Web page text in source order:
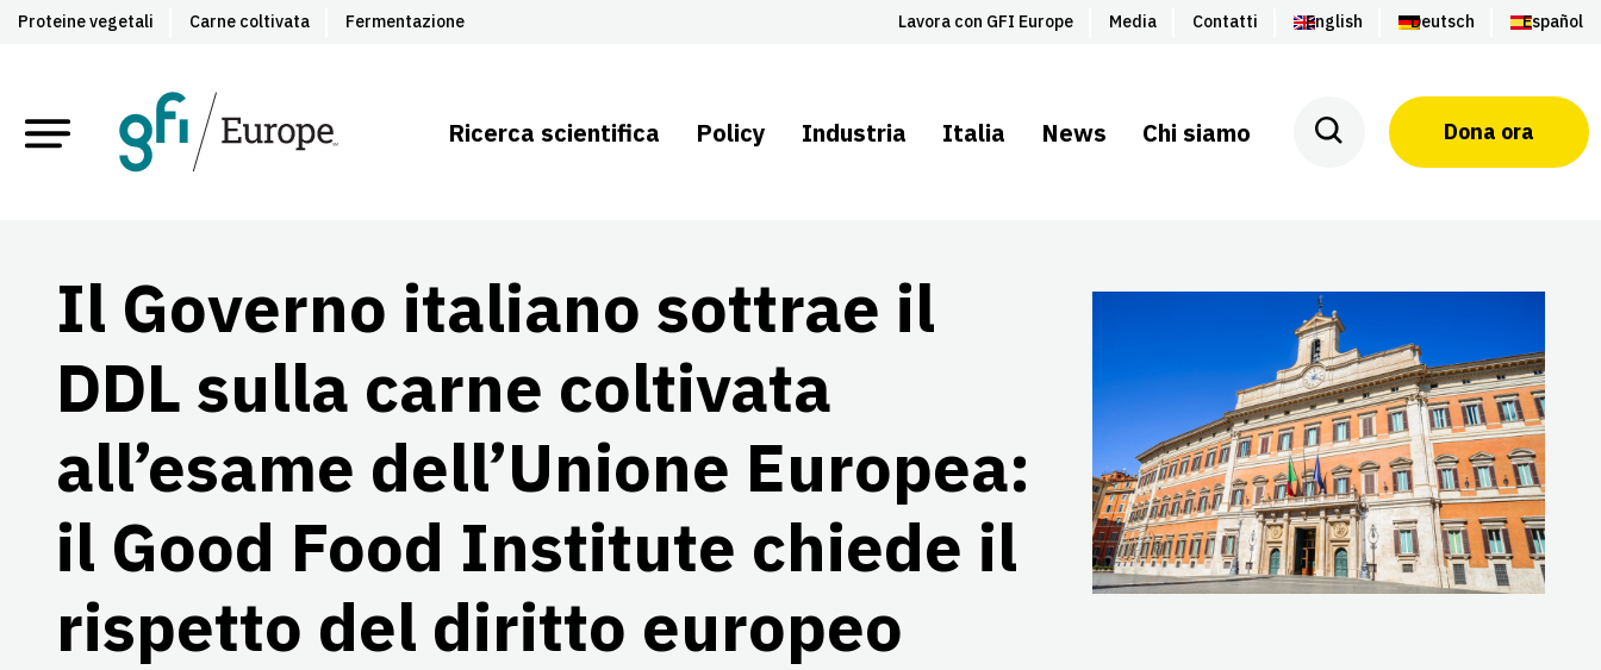
Proteine vegetali Carne coltivata Fermentazione Lavora con GFI Europe Media Contatti English Deutsch Español
Ricerca scientifica Policy Industria Italia News Chi siamo Dona ora
Il Governo italiano sottrae il
DDL sulla carne coltivata
all’esame dell’Unione Europea:
il Good Food Institute chiede il
rispetto del diritto europeo